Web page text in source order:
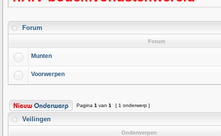
Forum
Forum
Munten
Voorwerpen
Pagina 1 van 1 [ 1 onderwerp ]
Veilingen
Onderwerpen